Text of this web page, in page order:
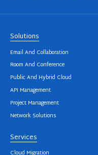
Solutions
Email And Collaboration
Room And Conference
Public And Hybrid Cloud
API Management
Project Management
Network Solutions
Services